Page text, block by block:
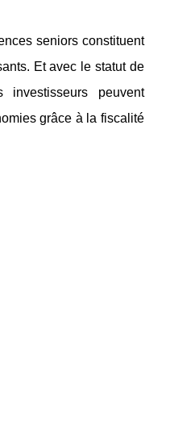
seniors constituent
Et avec le statut de
peuvent
grâce à la fiscalité